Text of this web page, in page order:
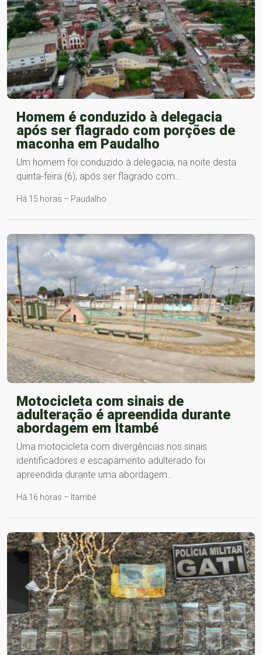
Homem é conduzido à delegacia
após ser flagrado com porções de
maconha em Paudalho
Um homem foi conduzido à delegacia, na noite desta
quinta-feira (6), após ser flagrado com…
Há 15 horas – Paudalho
Motocicleta com sinais de
adulteração é apreendida durante
abordagem em Itambé
Uma motocicleta com divergências nos sinais
identificadores e escapamento adulterado foi
apreendida durante uma abordagem…
Há 16 horas – Itambé